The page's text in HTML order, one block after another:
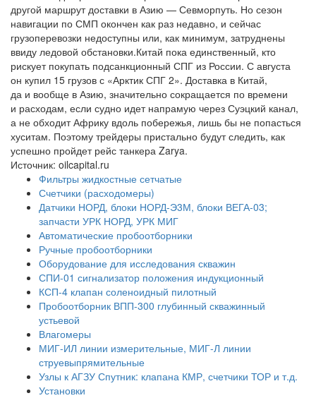
другой маршрут доставки в Азию — Севморпуть. Но сезон
навигации по СМП окончен как раз недавно, и сейчас
грузоперевозки недоступны или, как минимум, затруднены
ввиду ледовой обстановки.Китай пока единственный, кто
рискует покупать подсанкционный СПГ из России. С августа
он купил 15 грузов с «Арктик СПГ 2». Доставка в Китай,
да и вообще в Азию, значительно сокращается по времени
и расходам, если судно идет напрамую через Суэцкий канал,
а не обходит Африку вдоль побережья, лишь бы не попасться
хуситам. Поэтому трейдеры пристально будут следить, как
успешно пройдет рейс танкера Zarya.
Источник: oilcapital.ru
Фильтры жидкостные сетчатые
Счетчики (расходомеры)
Датчики НОРД, блоки НОРД-Э3М, блоки ВЕГА-03;
запчасти УРК НОРД, УРК МИГ
Автоматические пробоотборники
Ручные пробоотборники
Оборудование для исследования скважин
СПИ-01 сигнализатор положения индукционный
КСП-4 клапан соленоидный пилотный
Пробоотборник ВПП-300 глубинный скважинный
устьевой
Влагомеры
МИГ-ИЛ линии измерительные, МИГ-Л линии
струевыпрямительные
Узлы к АГЗУ Спутник: клапана КМР, счетчики ТОР и т.д.
Установки